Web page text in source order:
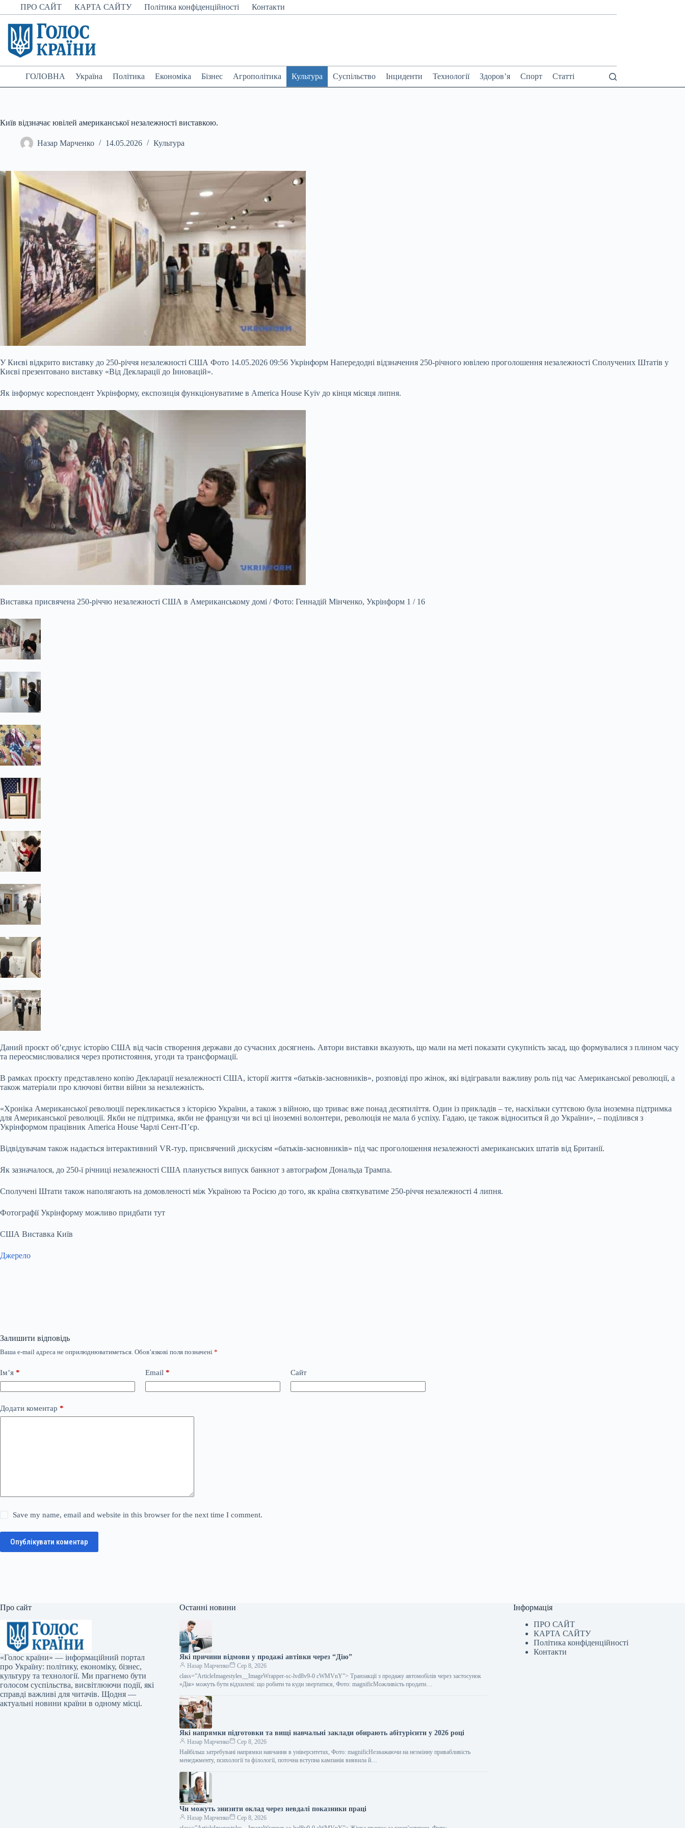
Перейти
до
вмісту
ПРО САЙТ КАРТА САЙТУ Політика конфіденційності Контакти
ГОЛОВНА Україна Політика Економіка Бізнес Агрополітика Культура Суспільство Інциденти Технології Здоров’я Спорт Статті
Київ відзначає ювілей американської незалежності виставкою.
Назар Марченко 14.05.2026 Культура
У Києві відкрито виставку до 250-річчя незалежності США Фото 14.05.2026 09:56 Укрінформ Напередодні відзначення 250-річного ювілею проголошення незалежності Сполучених Штатів у
Києві презентовано виставку «Від Декларації до Інновацій».
Як інформує кореспондент Укрінформу, експозиція функціонуватиме в America House Kyiv до кінця місяця липня.
Виставка присвячена 250-річчю незалежності США в Американському домі / Фото: Геннадій Мінченко, Укрінформ 1 / 16
Даний проєкт об’єднує історію США від часів створення держави до сучасних досягнень. Автори виставки вказують, що мали на меті показати сукупність засад, що формувалися з плином часу
та переосмислювалися через протистояння, угоди та трансформації.
В рамках проєкту представлено копію Декларації незалежності США, історії життя «батьків-засновників», розповіді про жінок, які відігравали важливу роль під час Американської революції, а
також матеріали про ключові битви війни за незалежність.
«Хроніка Американської революції перекликається з історією України, а також з війною, що триває вже понад десятиліття. Один із прикладів – те, наскільки суттєвою була іноземна підтримка
для Американської революції. Якби не підтримка, якби не французи чи всі ці іноземні волонтери, революція не мала б успіху. Гадаю, це також відноситься й до України», – поділився з
Укрінформом працівник America House Чарлі Сент-Пʼєр.
Відвідувачам також надається інтерактивний VR-тур, присвячений дискусіям «батьків-засновників» під час проголошення незалежності американських штатів від Британії.
Як зазначалося, до 250-ї річниці незалежності США планується випуск банкнот з автографом Дональда Трампа.
Сполучені Штати також наполягають на домовленості між Україною та Росією до того, як країна святкуватиме 250-річчя незалежності 4 липня.
Фотографії Укрінформу можливо придбати тут
США Виставка Київ
Джерело
Залишити відповідь
Ваша e-mail адреса не оприлюднюватиметься. Обов’язкові поля позначені *
Ім’я * Email * Сайт
Додати коментар *
Save my name, email and website in this browser for the next time I comment.
Опублікувати коментар
Про сайт
«Голос країни» — інформаційний портал
про Україну: політику, економіку, бізнес,
культуру та технології. Ми прагнемо бути
голосом суспільства, висвітлюючи події, які
справді важливі для читачів. Щодня —
актуальні новини країни в одному місці.
Останні новини
Які причини відмови у продажі автівки через “Дію”
Назар Марченко
Сер 8, 2026
class=”ArticleImagestyles__ImageWrapper-sc-lvd8v9-0 cWMVnY”> Транзакції з продажу автомобілів через застосунок
«Дія» можуть бути відхилені: що робити та куди звертатися, Фото: magnificМожливість продати…
Які напрямки підготовки та вищі навчальні заклади обирають абітурієнти у 2026 році
Назар Марченко
Сер 8, 2026
Найбільш затребувані напрямки навчання в університетах, Фото: magnificНезважаючи на незмінну привабливість
менеджменту, психології та філології, поточна вступна кампанія виявила й…
Чи можуть знизити оклад через невдалі показники праці
Назар Марченко
Сер 8, 2026
Інформація
ПРО САЙТ
КАРТА САЙТУ
Політика конфіденційності
Контакти